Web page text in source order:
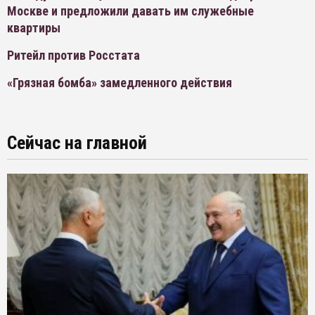
Москве и предложили давать им служебные
квартиры
Ритейл против Росстата
«Грязная бомба» замедленного действия
Сейчас на главной